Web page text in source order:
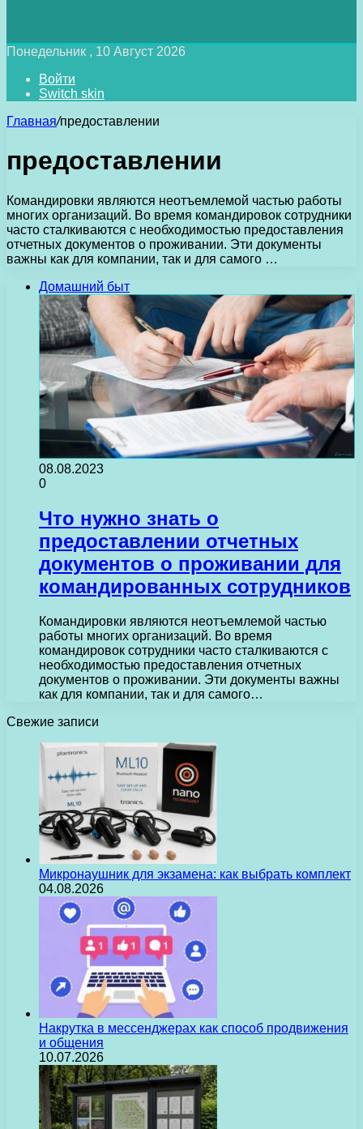
Понедельник , 10 Август 2026
Войти
Switch skin
Главная/предоставлении
предоставлении
Командировки являются неотъемлемой частью работы
многих организаций. Во время командировок сотрудники
часто сталкиваются с необходимостью предоставления
отчетных документов о проживании. Эти документы
важны как для компании, так и для самого …
Домашний быт
08.08.2023
0
Что нужно знать о
предоставлении отчетных
документов о проживании для
командированных сотрудников
Командировки являются неотъемлемой частью
работы многих организаций. Во время
командировок сотрудники часто сталкиваются с
необходимостью предоставления отчетных
документов о проживании. Эти документы важны
как для компании, так и для самого…
Свежие записи
Микронаушник для экзамена: как выбрать комплект
04.08.2026
Накрутка в мессенджерах как способ продвижения
и общения
10.07.2026